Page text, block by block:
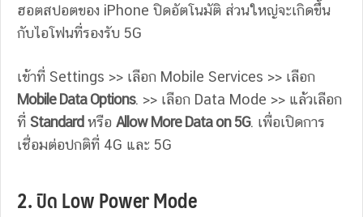
ฮอตสปอตของ iPhone ปิดอัตโนมัติ ส่วนใหญ่จะเกิดขึ้น
กับไอโฟนที่รองรับ 5G
เข้าที่ Settings >> เลือก Mobile Services >> เลือก
Mobile Data Options. >> เลือก Data Mode >> แล้วเลือก
ที่ Standard หรือ Allow More Data on 5G. เพื่อเปิดการ
เชื่อมต่อปกติที่ 4G และ 5G
2. ปิด Low Power Mode